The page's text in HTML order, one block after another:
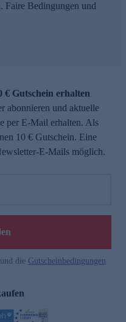
Faire Bedingungen und
€ Gutschein erhalten
abonnieren und aktuelle
per E-Mail erhalten. Als
10 € Gutschein. Eine
E-Mails möglich.
und die Gutscheinbedingungen